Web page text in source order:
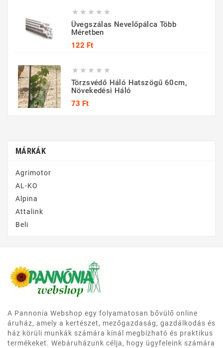
    
Üvegszálas Nevelőpálca Több
Méretben
122 FtÁr
    
Törzsvédő Háló Hatszögű 60cm,
Növekedési Háló
73 FtÁr
MÁRKÁK
Agrimotor
AL-KO
Alpina
Attalink
Beli
A Pannonia Webshop egy folyamatosan bővülő online
áruház, amely a kertészet, mezőgazdaság, gazdálkodás és
ház körüli munkák számára kínál megbízható és praktikus
termékeket. Webáruházunk célja, hogy ügyfeleink számára